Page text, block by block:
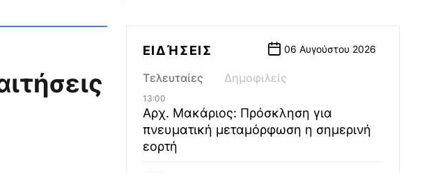
ΕΙΔΉΣΕΙΣ 06 Αυγούστου 2026
Τελευταίες Δημοφιλείς
13:00
Αρχ. Μακάριος: Πρόσκληση για
πνευματική μεταμόρφωση η σημερινή
εορτή